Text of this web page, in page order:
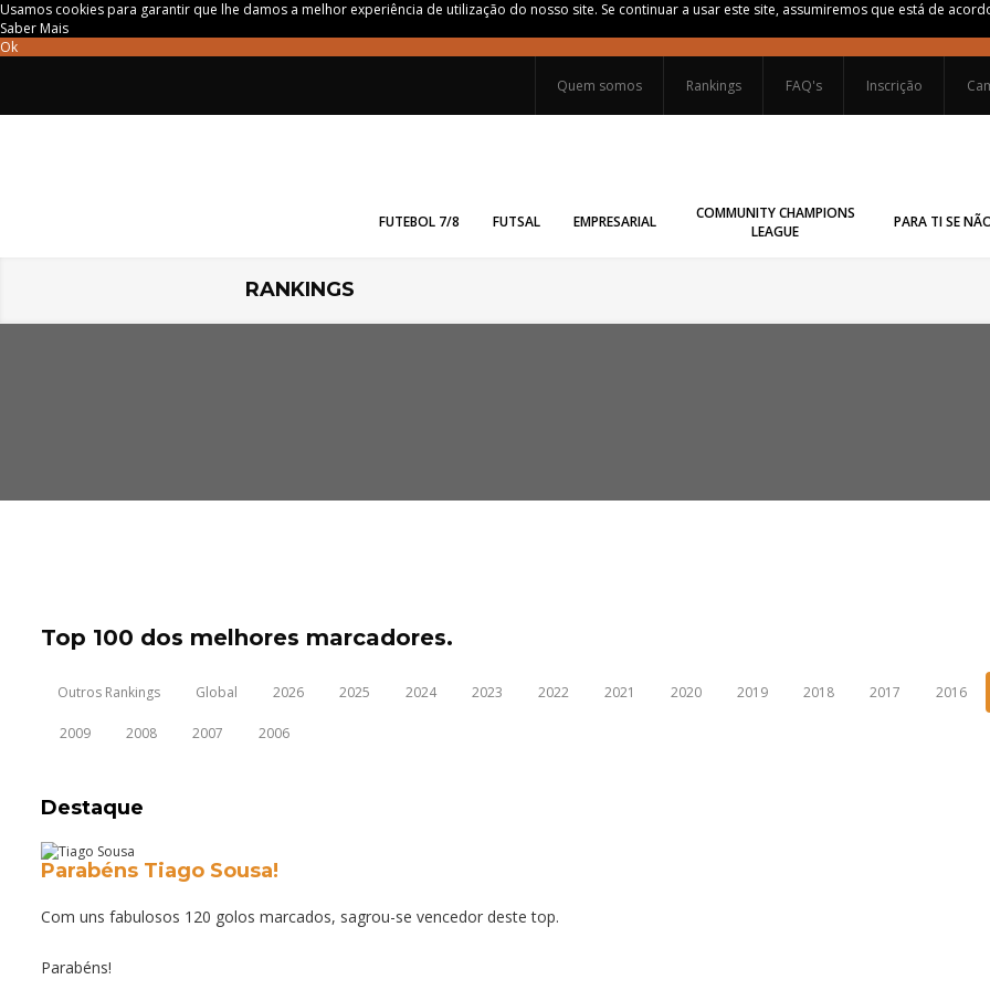
Usamos cookies para garantir que lhe damos a melhor experiência de utilização do nosso site. Se continuar a usar este site, assumiremos que está de
Saber Mais
Ok
Quem somos Rankings FAQ's Inscrição
FUTEBOL 7/8 FUTSAL EMPRESARIAL
COMMUNITY CHAMPIONS
LEAGUE
PARA TI SE
RANKINGS
Top 100 dos melhores marcadores.
Outros Rankings Global 2026 2025 2024 2023 2022 2021 2020 2019 2018 2017 2016
2009 2008 2007 2006
Destaque
Parabéns Tiago Sousa!
Com uns fabulosos 120 golos marcados, sagrou-se vencedor deste top.
Parabéns!